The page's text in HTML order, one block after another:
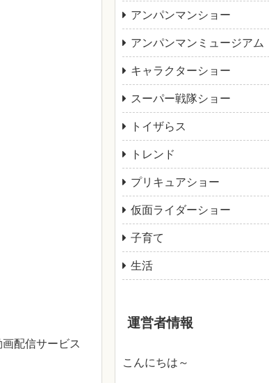
配信サービス
アンパンマンショー
アンパンマンミュージアム
キャラクターショー
スーパー戦隊ショー
トイザらス
トレンド
プリキュアショー
仮面ライダーショー
子育て
生活
運営者情報
こんにちは～